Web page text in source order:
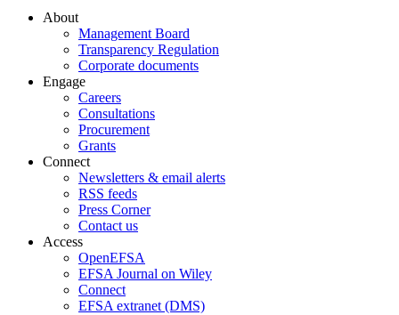
About
Management Board
Transparency Regulation
Corporate documents
Engage
Careers
Consultations
Procurement
Grants
Connect
Newsletters & email alerts
RSS feeds
Press Corner
Contact us
Access
OpenEFSA
EFSA Journal on Wiley
Connect
EFSA extranet (DMS)